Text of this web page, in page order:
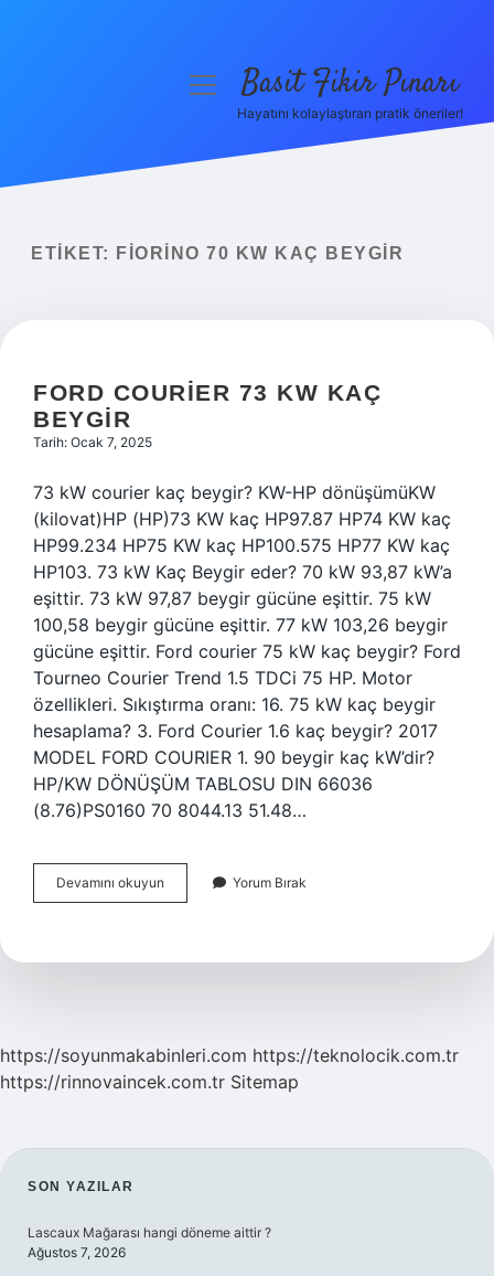
Yasal Uyarı
menüyüBasit Fikir Pınarı
Hayatını kolaylaştıran pratik öneriler!
ETIKET: FIORINO 70 KW KAÇ BEYGIR
FORD COURIER 73 KW KAÇ
BEYGIR
Tarih: Ocak 7, 2025
73 kW courier kaç beygir? KW-HP dönüşümüKW
(kilovat)HP (HP)73 KW kaç HP97.87 HP74 KW kaç
HP99.234 HP75 KW kaç HP100.575 HP77 KW kaç
HP103. 73 kW Kaç Beygir eder? 70 kW 93,87 kW’a
eşittir. 73 kW 97,87 beygir gücüne eşittir. 75 kW
100,58 beygir gücüne eşittir. 77 kW 103,26 beygir
gücüne eşittir. Ford courier 75 kW kaç beygir? Ford
Tourneo Courier Trend 1.5 TDCi 75 HP. Motor
özellikleri. Sıkıştırma oranı: 16. 75 kW kaç beygir
hesaplama? 3. Ford Courier 1.6 kaç beygir? 2017
MODEL FORD COURIER 1. 90 beygir kaç kW’dir?
HP/KW DÖNÜŞÜM TABLOSU DIN 66036
(8.76)PS0160 70 8044.13 51.48…
Devamını okuyun
Courier
Kaç
Yorum Bırak
https://soyunmakabinleri.com https://teknolocik.com.tr
https://rinnovaincek.com.tr Sitemap
SIDEBAR
SON YAZILAR
Lascaux Mağarası hangi döneme aittir ?
Ağustos 7, 2026